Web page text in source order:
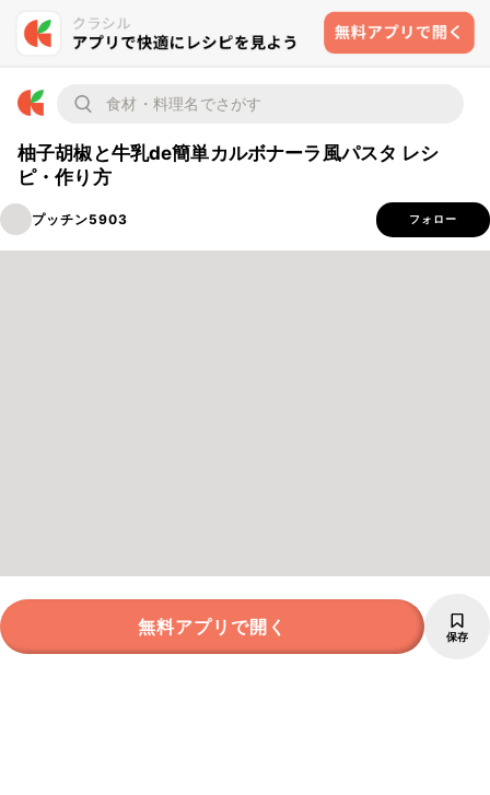
柚子胡椒と牛乳de簡単カルボナーラ風パスタ レシ
ピ・作り方
プッチン5903 フォロー
無料アプリで開く 保存